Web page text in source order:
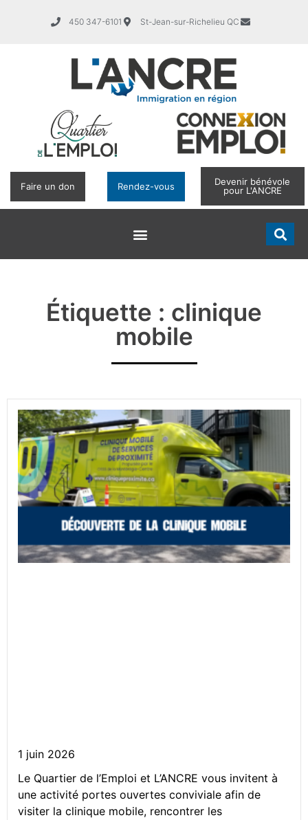
450 347-6101 St-Jean-sur-Richelieu QC
Faire un don Rendez-vous
Devenir bénévole
pour L'ANCRE
Étiquette : clinique
mobile
1 juin 2026
Le Quartier de l’Emploi et L’ANCRE vous invitent à
une activité portes ouvertes conviviale afin de
visiter la clinique mobile, rencontrer les